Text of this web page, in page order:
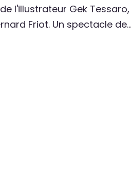
l'illustrateur Gek
Friot. Un spectacle de…